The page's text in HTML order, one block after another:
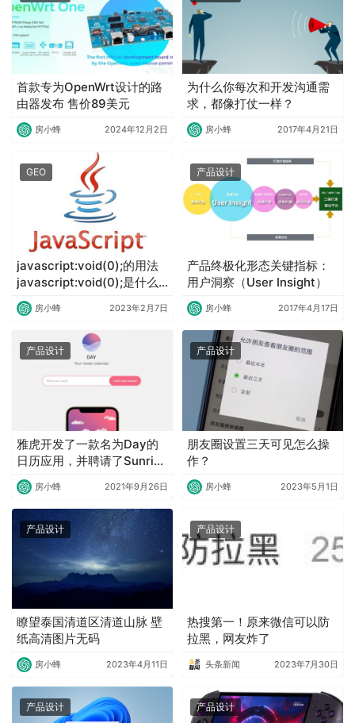
首款专为OpenWrt设计的路
由器发布 售价89美元
房小蜂 2024年12月2日
为什么你每次和开发沟通需
求，都像打仗一样？
房小蜂 2017年4月21日
GEO
javascript:void(0);的用法
javascript:void(0);是什么
意思怎么解决
房小蜂 2023年2月7日
产品设计
产品终极化形态关键指标：
用户洞察（User Insight）
房小蜂 2017年4月17日
产品设计
雅虎开发了一款名为Day的
日历应用，并聘请了Sunrise
的联合创始人来设计
房小蜂 2021年9月26日
产品设计
朋友圈设置三天可见怎么操
作？
房小蜂 2023年5月1日
产品设计
瞭望泰国清道区清道山脉 壁
纸高清图片无码
房小蜂 2023年4月11日
产品设计
热搜第一！原来微信可以防
拉黑，网友炸了
头条新闻 2023年7月30日
产品设计 产品设计